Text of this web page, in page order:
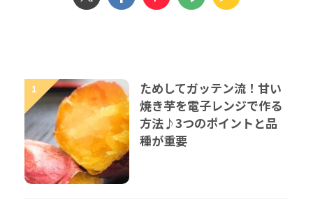
1
ためしてガッテン流！甘い
焼き芋を電子レンジで作る
方法♪3つのポイントと品
種が重要